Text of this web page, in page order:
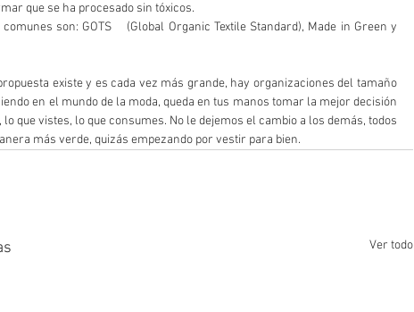
que se ha procesado sin tóxicos.
son: GOTS    (Global Organic Textile Standard), Made in Green y
existe y es cada vez más grande, hay organizaciones del tamaño
en el mundo de la moda, queda en tus manos tomar la mejor decisión
lo que vistes, lo que consumes. No le dejemos el cambio a los demás, todos
más verde, quizás empezando por vestir para bien.
Ver todo